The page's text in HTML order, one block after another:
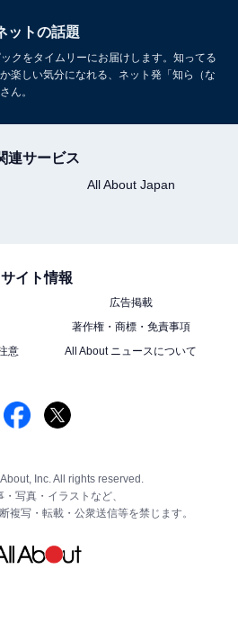
ットの話題
クをタイムリーにお届けします。知ってる
楽しい気分になれる、ネット発「知ら（な
ん。
連サービス
All About Japan
サイト情報
広告掲載
著作権・商標・免責事項
意
All About ニュースについて
Inc. All rights reserved.
写真・イラストなど、
複写・転載・公衆送信等を禁じます。